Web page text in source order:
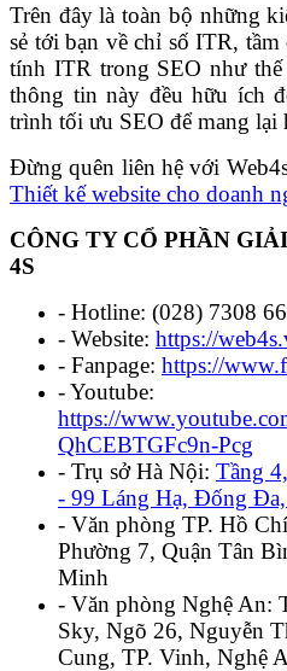
Trên đây là toàn bộ những
sẻ tới bạn về chỉ số ITR,
tính ITR trong SEO như
thông tin này đều hữu ích
trình tối ưu SEO để mang lại
Đừng quên liên hệ với
Thiết kế website cho doanh
CÔNG TY CỔ PHẦN
4S
- Hotline: (028) 7308
- Website: https://
- Fanpage: https://
- Youtube:
https://
QhCEBTGFc9n-Pcg
- Trụ sở Hà Nội: Tầng
- 99 Láng Hạ, Đống
- Văn phòng TP. Hồ
Phường 7, Quận Tân
Minh
- Văn phòng Nghệ An:
Sky, Ngõ 26, Nguyễn
Cung, TP. Vinh, Nghệ